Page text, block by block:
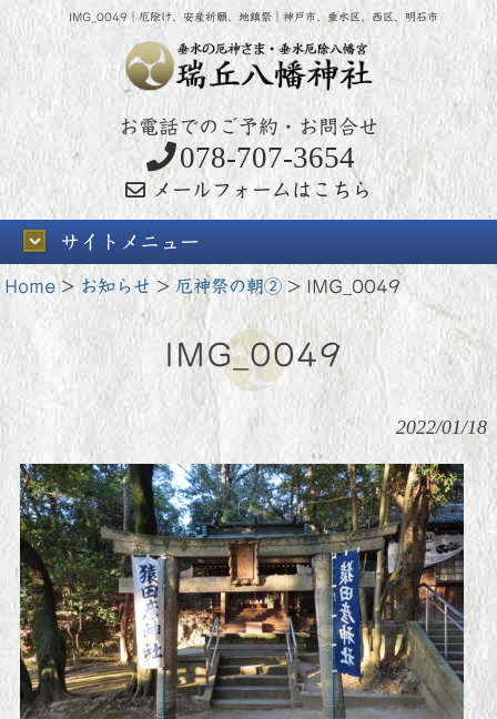
IMG_0049｜厄除け、安産祈願、地鎮祭｜神戸市、垂水区、西区、明石市
お電話でのご予約・お問合せ
078-707-3654
メールフォームはこちら
サイトメニュー
Home>お知らせ> 厄神祭の朝②> IMG_0049
IMG_0049
2022/01/18